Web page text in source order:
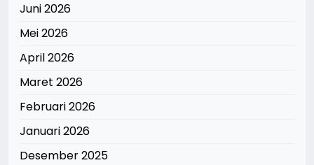
Juni 2026
Mei 2026
April 2026
Maret 2026
Februari 2026
Januari 2026
Desember 2025